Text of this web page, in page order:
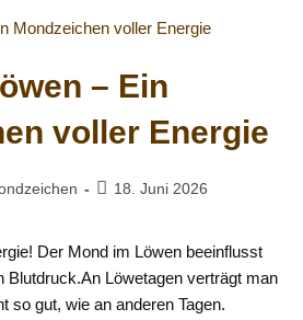
– Ein
voller Energie
Beitrag
am:
18. Juni 2026
Der Mond im Löwen beeinflusst
Blutdruck.An Löwetagen verträgt man
so gut, wie an anderen Tagen.